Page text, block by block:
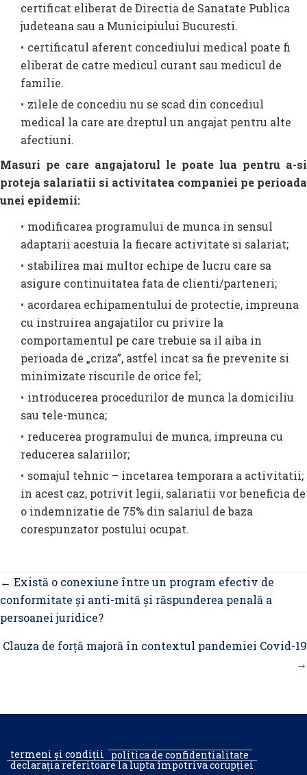
certificat eliberat de Directia de Sanatate Publica
judeteana sau a Municipiului Bucuresti.
certificatul aferent concediului medical poate fi
eliberat de catre medicul curant sau medicul de
familie.
zilele de concediu nu se scad din concediul
medical la care are dreptul un angajat pentru alte
afectiuni.
Masuri pe care angajatorul le poate lua pentru a-si
proteja salariatii si activitatea companiei pe perioada
unei epidemii:
modificarea programului de munca in sensul
adaptarii acestuia la fiecare activitate si salariat;
stabilirea mai multor echipe de lucru care sa
asigure continuitatea fata de clienti/parteneri;
acordarea echipamentului de protectie, impreuna
cu instruirea angajatilor cu privire la
comportamentul pe care trebuie sa il aiba in
perioada de „criza”, astfel incat sa fie prevenite si
minimizate riscurile de orice fel;
introducerea procedurilor de munca la domiciliu
sau tele-munca;
reducerea programului de munca, impreuna cu
reducerea salariilor;
somajul tehnic – incetarea temporara a activitatii;
in acest caz, potrivit legii, salariatii vor beneficia de
o indemnizatie de 75% din salariul de baza
corespunzator postului ocupat.
Posts
navigation
← Există o conexiune între un program efectiv de
conformitate și anti-mită și răspunderea penală a
persoanei juridice?
Clauza de forță majoră în contextul pandemiei Covid-19
→
termeni și condiții politica de confidentialitate
declarația referitoare la lupta împotriva corupției